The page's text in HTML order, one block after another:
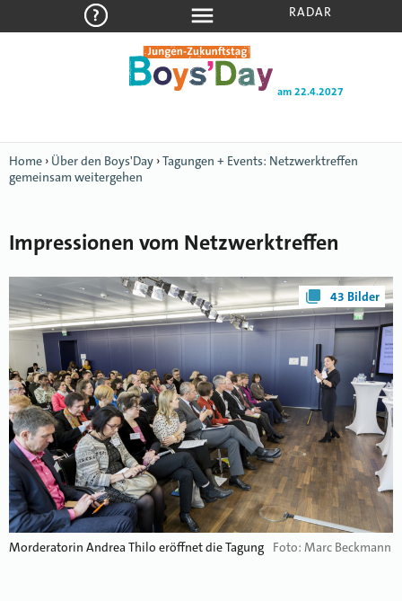
am 22.4.2027
RADAR
Home › Über den Boys'Day ›Tagungen + Events: Netzwerktreffen
gemeinsam weitergehen
Impressionen vom Netzwerktreffen
43 Bilder
Morderatorin Andrea Thilo eröffnet die Tagung Foto: Marc Beckmann